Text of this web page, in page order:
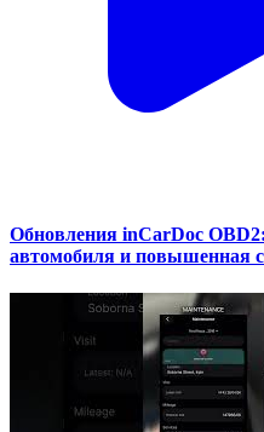
Обновления inCarDoc
автомобиля и повышенная